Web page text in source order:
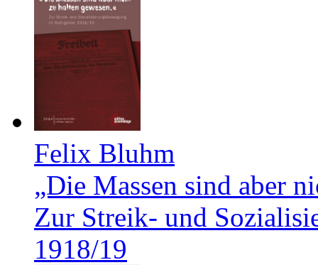
Felix Bluhm
„Die Massen sind aber
Zur Streik- und
1918/19